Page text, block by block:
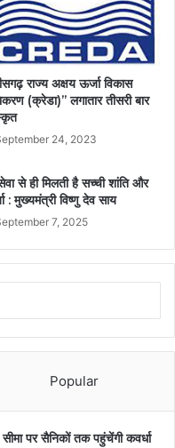
राज्य अक्षय ऊर्जा विकास
(क्रेडा)’’ लगातार तीसरी बार
24, 2023
से ही मिलती है सच्ची शांति और
: मुख्यमंत्री विष्णु देव साय
7, 2025
Popular
पर सैनिकों तक पहुंचेंगी कवर्धा